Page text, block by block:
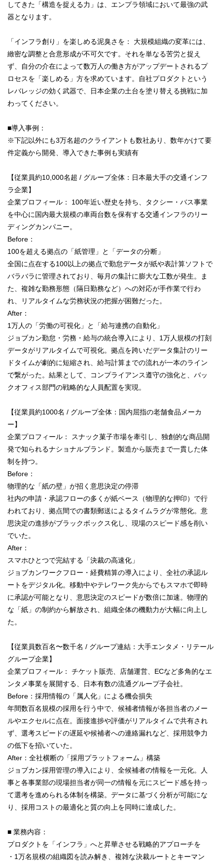
してきた「構造を捉える力」は、エンプラ領域において最強の武
器となります。
「インフラ創り」を楽しめる泥臭さを： 大規模組織の変革には、
緻密な調整と合意形成が不可欠です。それを単なる苦労と捉え
ず、自分の介在によって数万人の働き方がアップデートされるプ
ロセスを「楽しめる」方を求めています。自社プロダクトという
レバレッジの効く武器で、日本企業の土台を塗り替える挑戦に加
わってください。
■導入事例：
※下記以外にも3万名超のクライアントも数社あり、数年かけて要
件定義から開発、導入できた事例も実績有
【従業員約10,000名超 / グループ全体：日本最大手の交通インフ
ラ企業】
企業プロフィール： 100年近い歴史を持ち、タクシー・バス事業
を中心に国内最大規模の車両台数を保有する交通インフラのリー
ディングカンパニー。
Before：
100を超える拠点の「紙管理」と「データの分断」
全国に点在する100以上の拠点で勤怠データが紙や表計算ソフトで
バラバラに管理されており、毎月の集計に膨大な工数が発生。ま
た、複雑な勤務形態（隔日勤務など）への対応が手作業で行わ
れ、リアルタイムな労務状況の把握が困難だった。
After：
1万人の「労働の可視化」と「給与連携の自動化」
ジョブカン勤怠・労務・給与の統合導入により、1万人規模の打刻
データがリアルタイムで可視化。拠点を跨いだデータ集計のリー
ドタイムが劇的に短縮され、給与計算までの流れが一本のライン
で繋がった。結果として、コンプライアンス遵守の強化と、バッ
クオフィス部門の戦略的な人員配置を実現。
【従業員約1000名 / グループ全体：国内屈指の老舗食品メーカ
ー】
企業プロフィール： スナック菓子市場を牽引し、独創的な商品開
発で知られるナショナルブランド。製造から販売まで一貫した体
制を持つ。
Before：
物理的な「紙の壁」が招く意思決定の停滞
社内の申請・承認フローの多くが紙ベース（物理的な押印）で行
われており、拠点間での書類郵送によるタイムラグが常態化。意
思決定の進捗がブラックボックス化し、現場のスピード感を削い
でいた。
After：
スマホひとつで完結する「決裁の高速化」
ジョブカンワークフロー・経費精算の導入により、全社の承認ル
ートをデジタル化。移動中やテレワーク先からでもスマホで即時
に承認が可能となり、意思決定のスピードが数倍に加速。物理的
な「紙」の制約から解放され、組織全体の機動力が大幅に向上し
た。
【従業員数百名〜数千名 / グループ連結：大手エンタメ・リテール
グループ企業】
企業プロフィール： チケット販売、店舗運営、ECなど多角的なエ
ンタメ事業を展開する、日本有数の流通グループ子会社。
Before：採用情報の「属人化」による機会損失
年間数百名規模の採用を行う中で、候補者情報が各担当者のメー
ルやエクセルに点在。面接進捗や評価がリアルタイムで共有され
ず、選考スピードの遅延や候補者への連絡漏れなど、採用競争力
の低下を招いていた。
After：全社横断の「採用プラットフォーム」構築
ジョブカン採用管理の導入により、全候補者の情報を一元化。人
事と各事業部の現場担当者が同一の情報を元にスピード感を持っ
て選考を進められる体制を構築。データに基づく分析が可能にな
り、採用コストの最適化と質の向上を同時に達成した。
■ 業務内容：
プロダクトを「インフラ」へと昇華させる戦略的アプローチを
・1万名規模の組織図を読み解き、複雑な決裁ルートとキーマン